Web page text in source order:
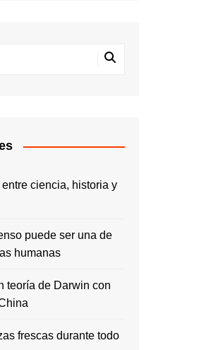
ciencia, historia y
puede ser una de
humanas
teoría de Darwin con
frescas durante todo